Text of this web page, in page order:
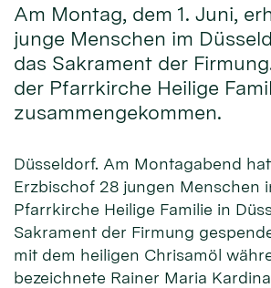
Am Montag, dem 1. Juni,
junge Menschen im
das Sakrament der
der Pfarrkirche Heilige
zusammengekommen.
Düsseldorf. Am Montagabend
Erzbischof 28 jungen Menschen
Pfarrkirche Heilige Familie in
Sakrament der Firmung
mit dem heiligen Chrisamöl
bezeichnete Rainer Maria